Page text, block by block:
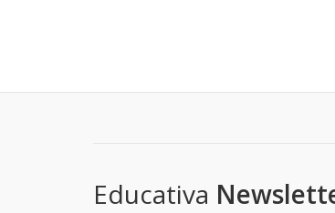
Educativa